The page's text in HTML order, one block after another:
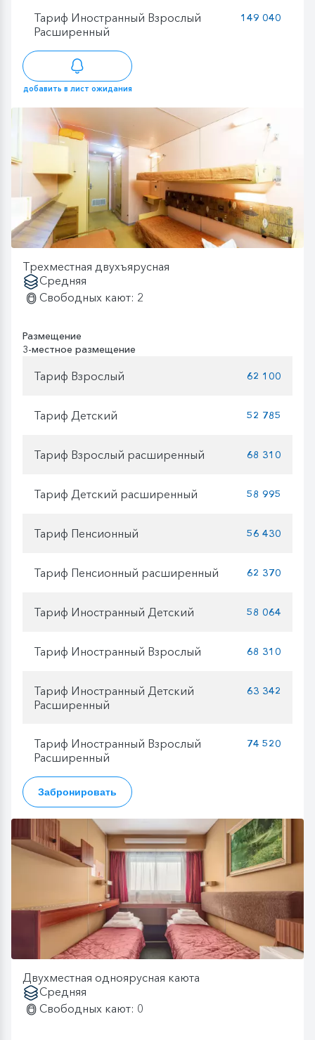
Тариф Иностранный Взрослый
Расширенный
149 040
добавить в лист ожидания
Трехместная двухъярусная
Средняя
Свободных кают: 2
Размещение
3-местное размещение
Тариф Взрослый 62 100
Тариф Детский 52 785
Тариф Взрослый расширенный 68 310
Тариф Детский расширенный 58 995
Тариф Пенсионный 56 430
Тариф Пенсионный расширенный 62 370
Тариф Иностранный Детский 58 064
Тариф Иностранный Взрослый 68 310
Тариф Иностранный Детский
Расширенный
63 342
Тариф Иностранный Взрослый
Расширенный
74 520
Забронировать
Двухместная одноярусная каюта
Средняя
Свободных кают: 0